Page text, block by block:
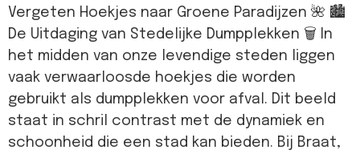
Vergeten Hoekjes naar Groene Paradijzen 🌺 🏙️
De Uitdaging van Stedelijke Dumpplekken 🗑️ In
het midden van onze levendige steden liggen
vaak verwaarloosde hoekjes die worden
gebruikt als dumpplekken voor afval. Dit beeld
staat in schril contrast met de dynamiek en
schoonheid die een stad kan bieden. Bij Braat,